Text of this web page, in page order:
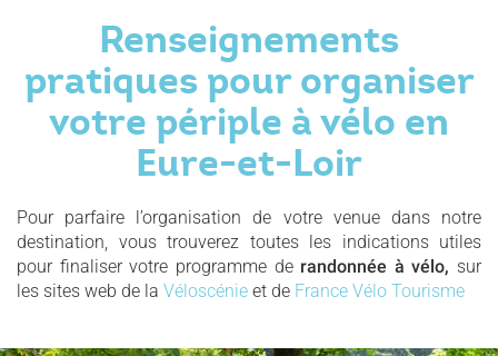
Renseignements
pratiques pour organiser
votre périple à vélo en
Eure-et-Loir
Pour parfaire l’organisation de votre venue dans notre
destination, vous trouverez toutes les indications utiles
pour finaliser votre programme de randonnée à vélo, sur
les sites web de la Véloscénie et de France Vélo Tourisme